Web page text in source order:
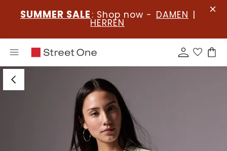
SUMMER SALE : Shop now - DAMEN |
HERREN